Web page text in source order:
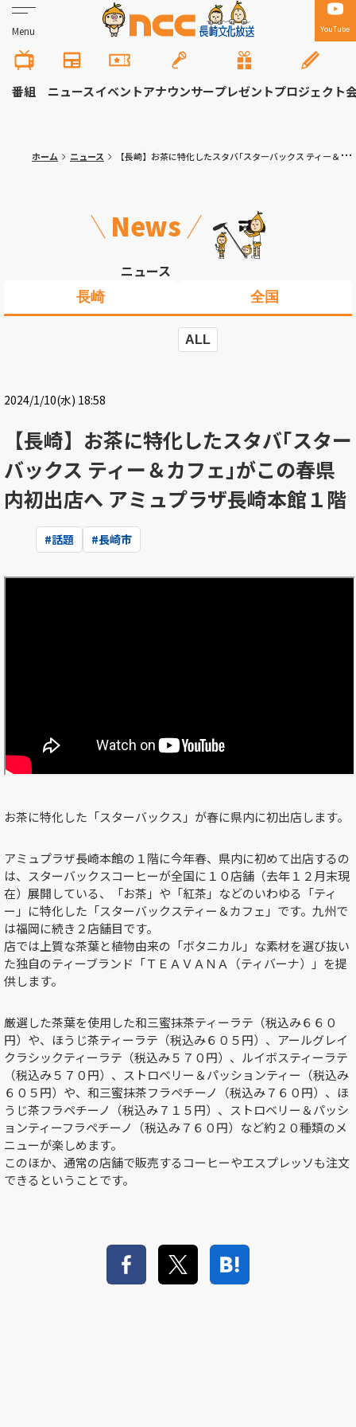
Menu YouTube
番組 ニュースイベントアナウンサープレゼントプロジェクト
ホーム ニュース 【長崎】お茶に特化したスタバ｢スターバックス ティー＆カフェ｣がこの春県内初出店へ アミュプラザ長崎本館１階
News
ニュース
長崎 全国
ALL
2024/1/10(水) 18:58
【長崎】お茶に特化したスタバ｢スター
バックス ティー＆カフェ｣がこの春県
内初出店へ アミュプラザ長崎本館１階
#話題 #長崎市
お茶に特化した「スターバックス」が春に県内に初出店します。
アミュプラザ長崎本館の１階に今年春、県内に初めて出店するの
は、スターバックスコーヒーが全国に１０店舗（去年１２月末現
在）展開している、「お茶」や「紅茶」などのいわゆる「ティ
ー」に特化した「スターバックスティー＆カフェ」です。九州で
は福岡に続き２店舗目です。
店では上質な茶葉と植物由来の「ボタニカル」な素材を選び抜い
た独自のティーブランド「ＴＥＡＶＡＮＡ（ティバーナ）」を提
供します。
厳選した茶葉を使用した和三蜜抹茶ティーラテ（税込み６６０
円）や、ほうじ茶ティーラテ（税込み６０５円）、アールグレイ
クラシックティーラテ（税込み５７０円）、ルイボスティーラテ
（税込み５７０円）、ストロベリー＆パッションティー（税込み
６０５円）や、和三蜜抹茶フラペチーノ（税込み７６０円）、ほ
うじ茶フラペチーノ（税込み７１５円）、ストロベリー＆パッシ
ョンティーフラペチーノ（税込み７６０円）など約２０種類のメ
ニューが楽しめます。
このほか、通常の店舗で販売するコーヒーやエスプレッソも注文
できるということです。